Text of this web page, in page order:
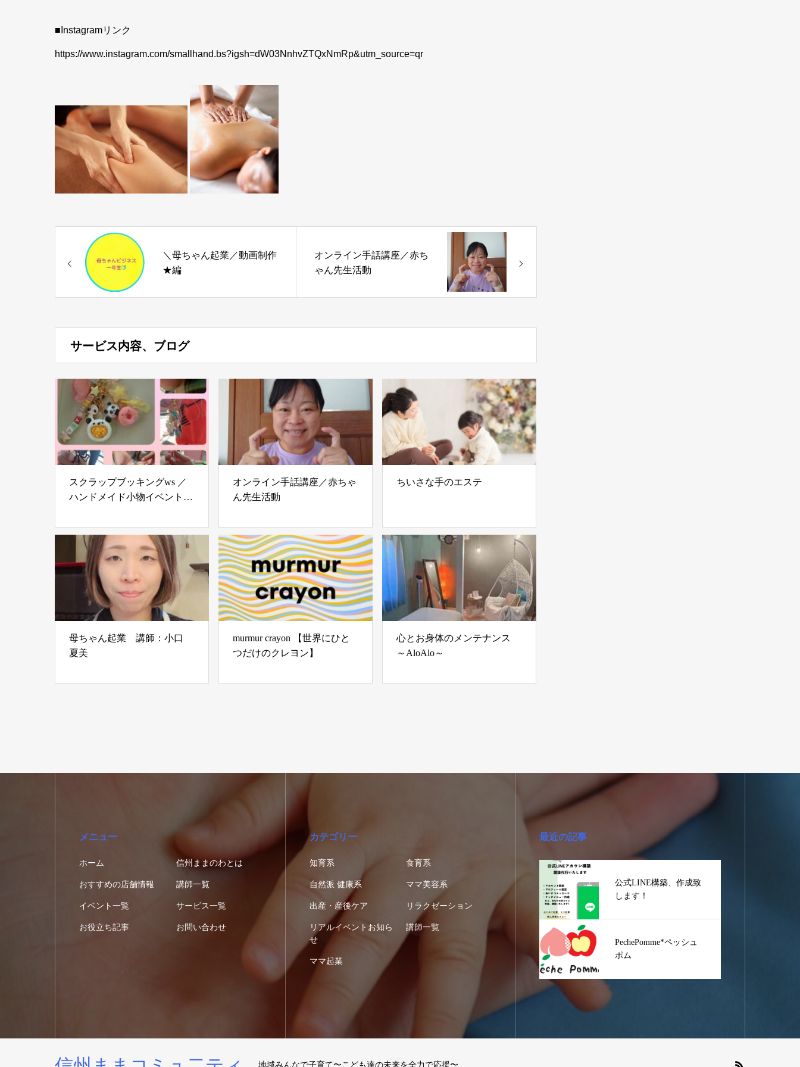
■Instagramリンク
https://www.instagram.com/smallhand.bs?igsh=dW03NnhvZTQxNmRp&utm_source=qr
＼母ちゃん起業／動画制作
★編
オンライン手話講座／赤ち
ゃん先生活動
サービス内容、ブログ
スクラップブッキングws ／
ハンドメイド小物イベント販
オンライン手話講座／赤ちゃ
ん先生活動
ちいさな手のエステ
母ちゃん起業 講師：小口
夏美
murmur crayon 【世界にひと
つだけのクレヨン】
心とお身体のメンテナンス
～AloAlo～
メニュー
ホーム 信州ままのわとは
おすすめの店舗情報 講師一覧
イベント一覧 サービス一覧
お役立ち記事 お問い合わせ
カテゴリー
知育系 食育系
自然派 健康系 ママ美容系
出産・産後ケア リラクゼーション
リアルイベントお知ら
せ
講師一覧
ママ起業
最近の記事
公式LINE構築、作成致
します！
PechePomme*ペッシュ
ポム
地域みんなで子育て〜こども達の未来を全力で応援〜